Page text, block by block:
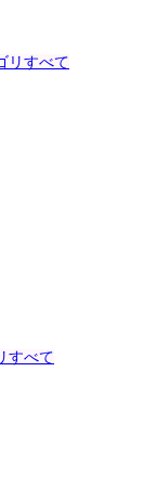
リすべて
すべて